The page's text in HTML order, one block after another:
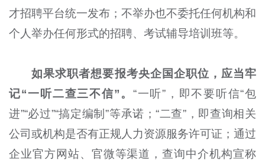
才招聘平台统一发布；不举办也不委托任何机构和
个人举办任何形式的招聘、考试辅导培训班等。
如果求职者想要报考央企国企职位，应当牢
记“一听二查三不信”。 “一听”，即不要听信“包
进”“必过”“搞定编制”等承诺；“二查”，即查询相关
公司或机构是否有正规人力资源服务许可证；通过
企业官方网站、官微等渠道，查询中介机构宣称